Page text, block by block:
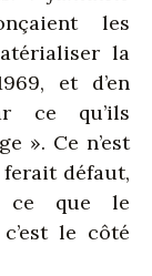
les
la
et d’en
ce qu’ils
». Ce n’est
défaut,
ce que le
le côté